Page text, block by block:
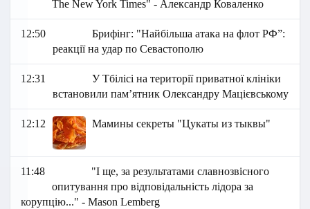
The New York Times" - Александр Коваленко
12:50
Брифінг: "Найбільша атака на флот РФ”:
реакції на удар по Севастополю
12:31
У Тбілісі на території приватної клініки
встановили пам’ятник Олександру Мацієвському
12:12 Мамины секреты "Цукаты из тыквы"
11:48
"І ще, за результатами славнозвісного
опитування про відповідальність лідора за
корупцію..." - Mason Lemberg